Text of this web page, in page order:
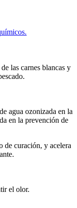
las carnes blancas y
agua ozonizada en la
en la prevención de
de curación, y acelera
el olor.